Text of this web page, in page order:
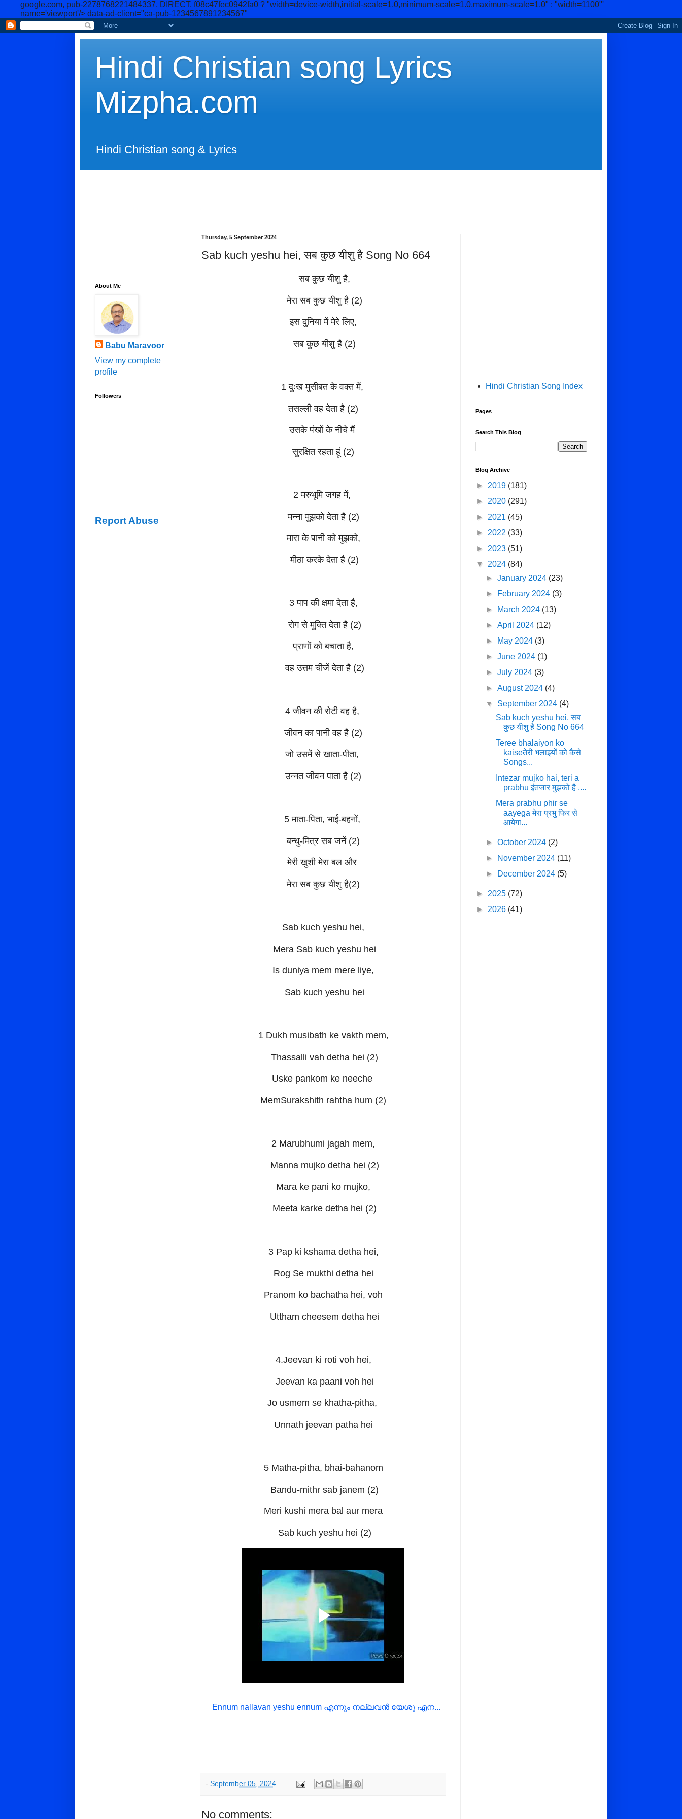
google.com, pub-2278768221484337, DIRECT, f08c47fec0942fa0 ? "width=device-width,initial-scale=1.0,minimum-scale=1.0,maximum-scale=1.0" : "width=1100"'
name='viewport'/> data-ad-client="ca-pub-1234567891234567"
Hindi Christian song Lyrics
Mizpha.com
Hindi Christian song & Lyrics
Thursday, 5 September 2024
Sab kuch yeshu hei, सब कुछ यीशु है Song No 664
सब कुछ यीशु है,
मेरा सब कुछ यीशु है (2)
इस दुनिया में मेरे लिए,
सब कुछ यीशु है (2)
1 दुःख मुसीबत के वक्त में,
तसल्ली वह देता है (2)
उसके पंखों के नीचे मैं
सुरक्षित रहता हूं (2)
2 मरुभूमि जगह में,
मन्ना मुझको देता है (2)
मारा के पानी को मुझको,
मीठा करके देता है (2)
3 पाप की क्षमा देता है,
रोग से मुक्ति देता है (2)
प्राणों को बचाता है,
वह उत्तम चीजें देता है (2)
4 जीवन की रोटी वह है,
जीवन का पानी वह है (2)
जो उसमें से खाता-पीता,
उन्नत जीवन पाता है (2)
5 माता-पिता, भाई-बहनों,
बन्धु-मित्र सब जनें (2)
मेरी खुशी मेरा बल और
मेरा सब कुछ यीशु है(2)
Sab kuch yeshu hei,
Mera Sab kuch yeshu hei
Is duniya mem mere liye,
Sab kuch yeshu hei
1 Dukh musibath ke vakth mem,
Thassalli vah detha hei (2)
Uske pankom ke neeche
MemSurakshith rahtha hum (2)
2 Marubhumi jagah mem,
Manna mujko detha hei (2)
Mara ke pani ko mujko,
Meeta karke detha hei (2)
3 Pap ki kshama detha hei,
Rog Se mukthi detha hei
Pranom ko bachatha hei, voh
Uttham cheesem detha hei
4.Jeevan ki roti voh hei,
Jeevan ka paani voh hei
Jo usmem se khatha-pitha,
Unnath jeevan patha hei
5 Matha-pitha, bhai-bahanom
Bandu-mithr sab janem (2)
Meri kushi mera bal aur mera
Sab kuch yeshu hei (2)
Ennum nallavan yeshu ennum എന്നും നല്ലവന്‍ യേശു എന...
- September 05, 2024
No comments:
About Me
Babu Maravoor
View my complete
profile
Followers
Report Abuse
Hindi Christian Song Index
Pages
Search This Blog
Blog Archive
► 2019 (181)
► 2020 (291)
► 2021 (45)
► 2022 (33)
► 2023 (51)
▼ 2024 (84)
►January 2024 (23)
►
February 2024 (3)
►
March 2024 (13)
►April 2024 (12)
►
May 2024 (3)
►June 2024 (1)
►July 2024 (3)
►August 2024 (4)
▼ September 2024 (4)
Sab kuch yeshu hei, सब
कुछ यीशु है Song No 664
Teree bhalaiyon ko
kaiseतेरी भलाइयों को कैसे
Songs...
Intezar mujko hai, teri a
prabhu इंतजार मुझको है ,...
Mera prabhu phir se
aayega मेरा प्रभु फिर से
आयेगा...
►October 2024 (2)
►
November 2024 (11)
►
December 2024 (5)
► 2025 (72)
► 2026 (41)